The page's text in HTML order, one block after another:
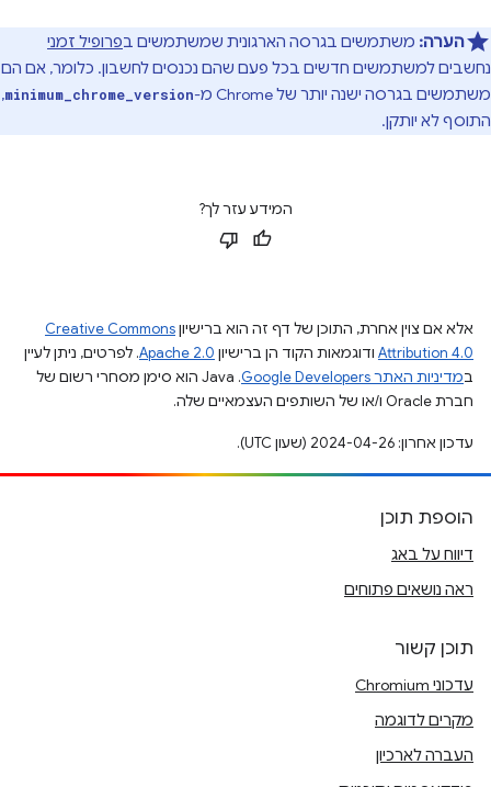
הערה: משתמשים בגרסה הארגונית שמשתמשים בפרופיל זמני
נחשבים למשתמשים חדשים בכל פעם שהם נכנסים לחשבון. כלומר, אם הם
משתמשים בגרסה ישנה יותר של Chrome מ-
minimum_chrome_version
,
התוסף לא יותקן.
המידע עזר לך?
אלא אם צוין אחרת, התוכן של דף זה הוא ברישיוןCreative Commons
Attribution 4.0 ודוגמאות הקוד הן ברישיון Apache 2.0. לפרטים, ניתן לעיין
במדיניות האתר Google Developers‏
.‏ Java הוא סימן מסחרי רשום של
חברת Oracle ו/או של השותפים העצמאיים שלה.
עדכון אחרון: 2024-04-26 (שעון UTC).
הוספת תוכן
דיווח על באג
ראה נושאים פתוחים
תוכן קשור
עדכוני Chromium
מקרים לדוגמה
העברה לארכיון